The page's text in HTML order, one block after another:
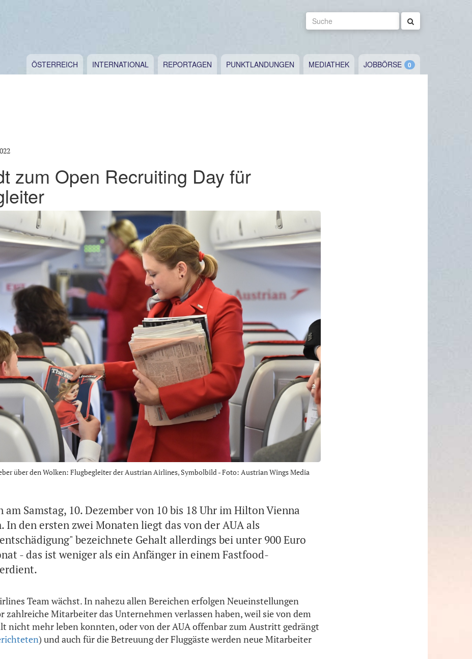
Suche
ÖSTERREICH INTERNATIONAL REPORTAGEN PUNKTLANDUNGEN MEDIATHEK JOBBÖRSE
zum Open Recruiting Day für
über den Wolken: Flugbegleiter der Austrian Airlines, Symbolbild - Foto: Austrian Wings Media
am Samstag, 10. Dezember von 10 bis 18 Uhr im Hilton Vienna
In den ersten zwei Monaten liegt das von der AUA als
bezeichnete Gehalt allerdings bei unter 900 Euro
- das ist weniger als ein Anfänger in einem Fastfood-
Team wächst. In nahezu allen Bereichen erfolgen Neueinstellungen
zahlreiche Mitarbeiter das Unternehmen verlassen haben, weil sie von dem
nicht mehr leben konnten, oder von der AUA offenbar zum Austritt gedrängt
) und auch für die Betreuung der Fluggäste werden neue Mitarbeiter